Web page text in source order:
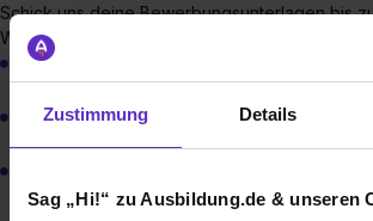
Zustimmung Details
Sag „Hi!“ zu Ausbildung.de & unseren
Schick uns deine Bewerbungsunterlagen bis
Wir brauchen von Dir:
ein Bewerbungsschreiben
einen Lebenslauf